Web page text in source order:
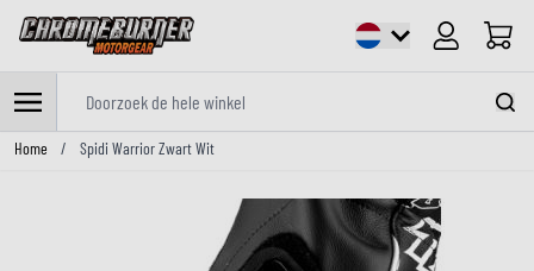
Cart
Ga naar de inhoud
Home / Spidi Warrior Zwart Wit